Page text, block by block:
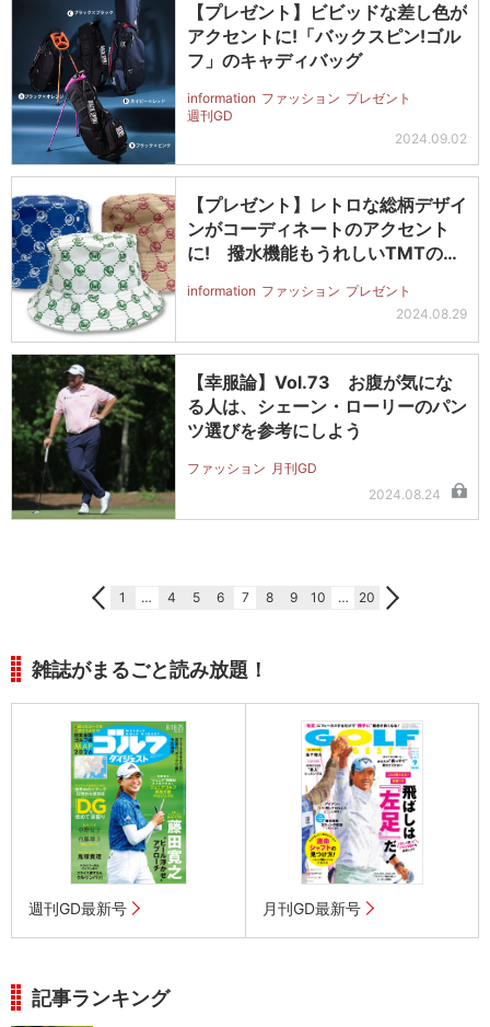
【プレゼント】ビビッドな差し色が
アクセントに!「バックスピン!ゴル
フ」のキャディバッグ
information ファッション プレゼント
週刊GD
2024.09.02
【プレゼント】レトロな総柄デザイ
ンがコーディネートのアクセント
に! 撥水機能もうれしいTMTの
information ファッション プレゼント
2024.08.29
【幸服論】Vol.73 お腹が気にな
る人は、シェーン・ローリーのパン
ツ選びを参考にしよう
ファッション 月刊GD
2024.08.24
1 … 4 5 6 7 8 9 10 … 20
雑誌がまるごと読み放題！
週刊GD最新号 月刊GD最新号
記事ランキング